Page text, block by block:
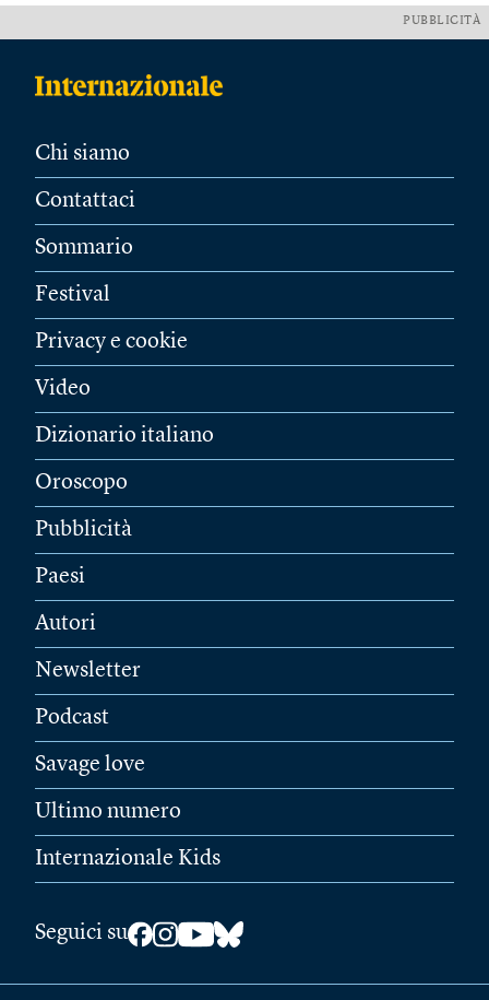
PUBBLICITÀ
Chi siamo
Contattaci
Sommario
Festival
Privacy e cookie
Video
Dizionario italiano
Oroscopo
Pubblicità
Paesi
Autori
Newsletter
Podcast
Savage love
Ultimo numero
Internazionale Kids
Seguici su